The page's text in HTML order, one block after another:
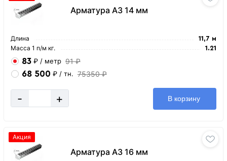
Арматура А3 14 мм
Длина 11,7 м
Масса 1 п/м кг. 1.21
83 ₽ / метр 91 ₽
68 500 ₽ / тн. 75350 ₽
- + В корзину
Арматура А3 16 мм
Акция